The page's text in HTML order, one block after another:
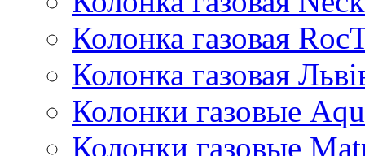
Колонка газовая
Колонка газовая
Колонки газовые
Колонки газовые